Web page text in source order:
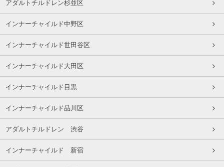
アダルトチルドレン杉並区
インナーチャイルド中野区
インナーチャイルド世田谷区
インナーチャイルド大田区
インナーチャイルド目黒
インナーチャイルド品川区
アダルトチルドレン 渋谷
インナーチャイルド 新宿